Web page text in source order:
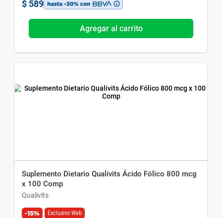
$ 589
Agregar al carrito
Suplemento Dietario Qualivits Ácido Fólico 800 mcg
x 100 Comp
Qualivits
-15% Exclusivo Web